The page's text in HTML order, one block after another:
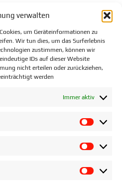
verwalten
um Geräteinformationen zu
Wir tun dies, um das Surferlebnis
zustimmen, können wir
IDs auf dieser Website
nicht erteilen oder zurückziehen,
werden
Immer aktiv
O-INSPECT
LM-X100T